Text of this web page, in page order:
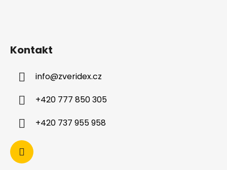
Kontakt
info@zveridex.cz
+420 777 850 305
+420 737 955 958